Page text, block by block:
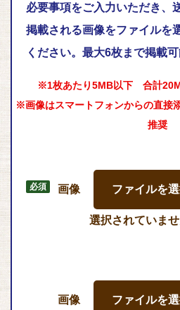
必要事項をご入力いただき、
掲載される画像をファイルを
ください。 最大6枚まで掲載可
※1枚あたり5MB以下 合計
※画像はスマートフォンからの直接
推奨
画像 ファイルを
選択されていま
画像 ファイルを